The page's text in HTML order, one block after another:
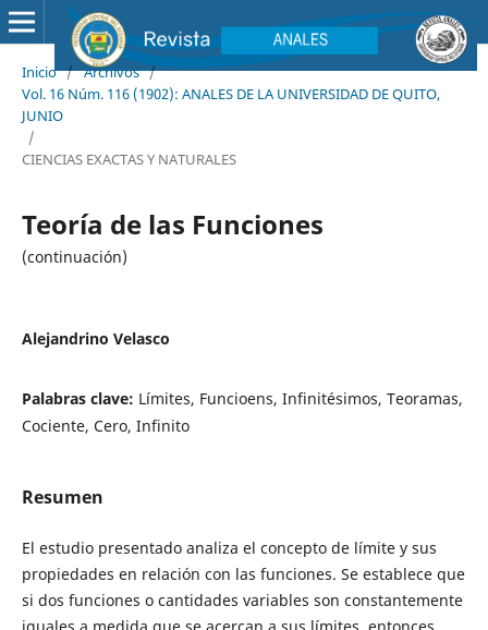
Inicio / Archivos /
Vol. 16 Núm. 116 (1902): ANALES DE LA UNIVERSIDAD DE QUITO,
JUNIO
/
CIENCIAS EXACTAS Y NATURALES
Teoría de las Funciones
(continuación)
Alejandrino Velasco
Palabras clave: Límites, Funcioens, Infinitésimos, Teoramas,
Cociente, Cero, Infinito
Resumen
El estudio presentado analiza el concepto de límite y sus
propiedades en relación con las funciones. Se establece que
si dos funciones o cantidades variables son constantemente